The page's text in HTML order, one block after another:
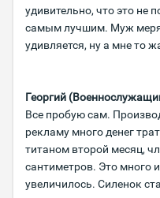
удивительно, что это не
самым лучшим. Муж
удивляется, ну а мне то
Георгий
Все пробую сам.
рекламу много денег
титаном второй месяц,
сантиметров. Это много
увеличилось. Силенок